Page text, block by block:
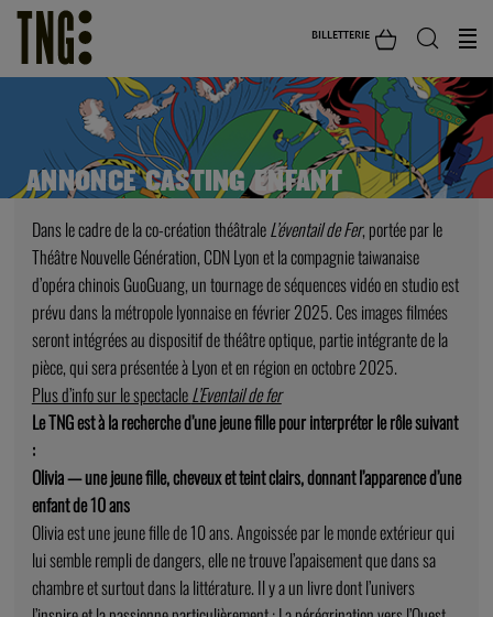
BILLETTERIE
ANNONCE CASTING ENFANT
Dans le cadre de la co-création théâtraleL’éventail de Fer, portée par le
Théâtre Nouvelle Génération, CDN Lyon et la compagnie taiwanaise
d’opéra chinois GuoGuang, un tournage de séquences vidéo en studio est
prévu dans la métropole lyonnaise en février 2025. Ces images filmées
seront intégrées au dispositif de théâtre optique, partie intégrante de la
pièce, qui sera présentée à Lyon et en région en octobre 2025.
Plus d’info sur le spectacleL’Eventail de fer
Le TNG est à la recherche d’une jeune fille pour interpréter le rôle suivant
:
Olivia — une jeune fille, cheveux et teint clairs, donnant l’apparence d’une
enfant de 10 ans
Olivia est une jeune fille de 10 ans. Angoissée par le monde extérieur qui
lui semble rempli de dangers, elle ne trouve l’apaisement que dans sa
chambre et surtout dans la littérature. Il y a un livre dont l’univers